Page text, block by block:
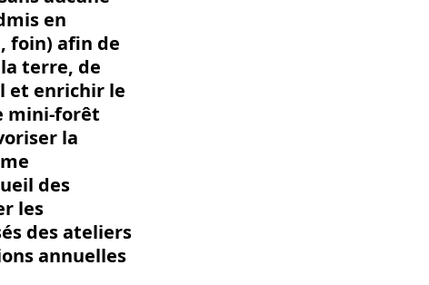
en
foin) afin de
terre, de
et enrichir le
mini-forêt
la
des
les
des ateliers
annuelles